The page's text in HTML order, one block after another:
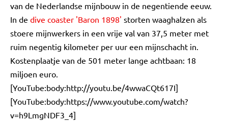
van de Nederlandse mijnbouw in de negentiende eeuw.
In de dive coaster 'Baron 1898' storten waaghalzen als
stoere mijnwerkers in een vrije val van 37,5 meter met
ruim negentig kilometer per uur een mijnschacht in.
Kostenplaatje van de 501 meter lange achtbaan: 18
miljoen euro.
[YouTube:body:http://youtu.be/4wwaCQt617I]
[YouTube:body:https://www.youtube.com/watch?
v=h9LmgNDF3_4]